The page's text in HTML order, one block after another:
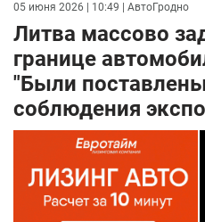
05 июня 2026 | 10:49 | АвтоГродно
Литва массово
границе
"Были
соблюдения